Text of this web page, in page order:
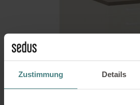
Zustimmung Details